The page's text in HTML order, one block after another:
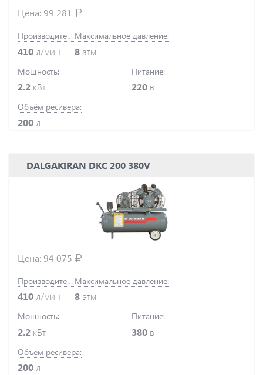
Цена:99 281
Производительность:
410 л/мин
Максимальное давление:
8 атм
Мощность:
2.2 кВт
Питание:
220 в
Объём ресивера:
200 л
DALGAKIRAN DKC 200 380V
Цена:94 075
Производительность:
410л/мин
Максимальное давление:
8 атм
Мощность:
2.2 кВт
Питание:
380 в
Объём ресивера:
200л